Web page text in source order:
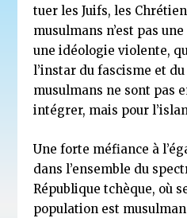
tuer les Juifs, les
musulmans n’est pas
une idéologie violente,
l’instar du fascisme et
musulmans ne sont pas
intégrer, mais pour
Une forte méfiance à
dans l’ensemble du
République tchèque, où
population est